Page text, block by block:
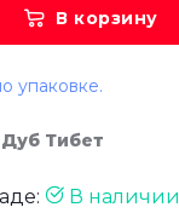
В корзину
упаковке.
Дуб Тибет
В наличии